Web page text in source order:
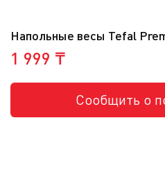
Напольные весы Tefal
1 999 ₸
Сообщить о